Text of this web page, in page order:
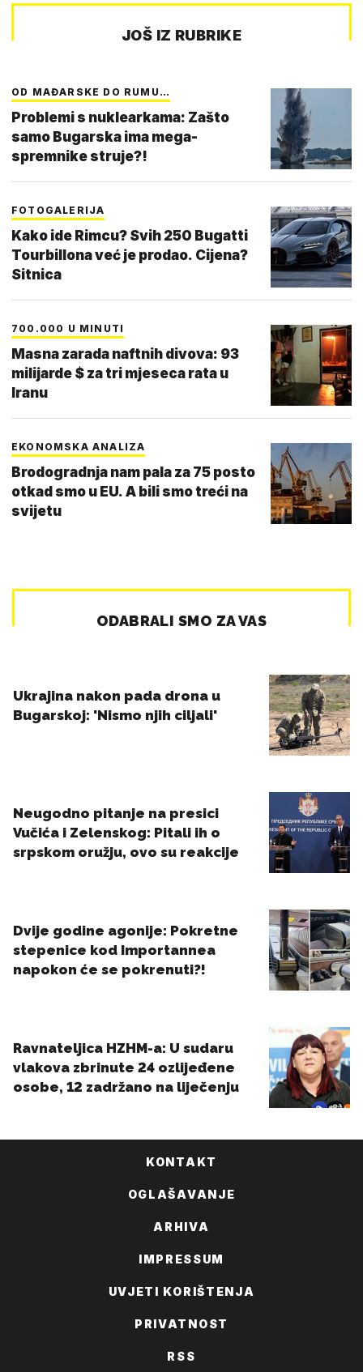
JOŠ IZ RUBRIKE
OD MAĐARSKE DO RUMU…
Problemi s nuklearkama: Zašto
samo Bugarska ima mega-
spremnike struje?!
FOTOGALERIJA
Kako ide Rimcu? Svih 250 Bugatti
Tourbillona već je prodao. Cijena?
Sitnica
700.000 U MINUTI
Masna zarada naftnih divova: 93
milijarde $ za tri mjeseca rata u
Iranu
EKONOMSKA ANALIZA
Brodogradnja nam pala za 75 posto
otkad smo u EU. A bili smo treći na
svijetu
KONTAKT
OGLAŠAVANJE
ARHIVA
IMPRESSUM
UVJETI KORIŠTENJA
PRIVATNOST
RSS